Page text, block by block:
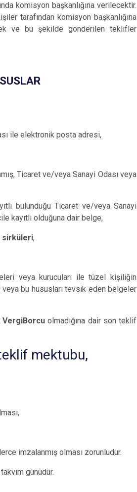
komisyon başkanlığına verilecektir.
tarafından komisyon başkanlığına
ve bu şekilde gönderilen teklifler
ile elektronik posta adresi,
belgesi,
Ticaret ve/veya Sanayi Odası veya
bulunduğu Ticaret ve/veya Sanayi
kayıtlı olduğuna dair belge,
sirküleri,
veya kurucuları ile tüzel kişiliğin
veya bu hususları tevsik eden belgeler
VergiBorcu olmadığına dair son teklif
mektubu,
imzalanmış olması zorunludur.
günüdür.